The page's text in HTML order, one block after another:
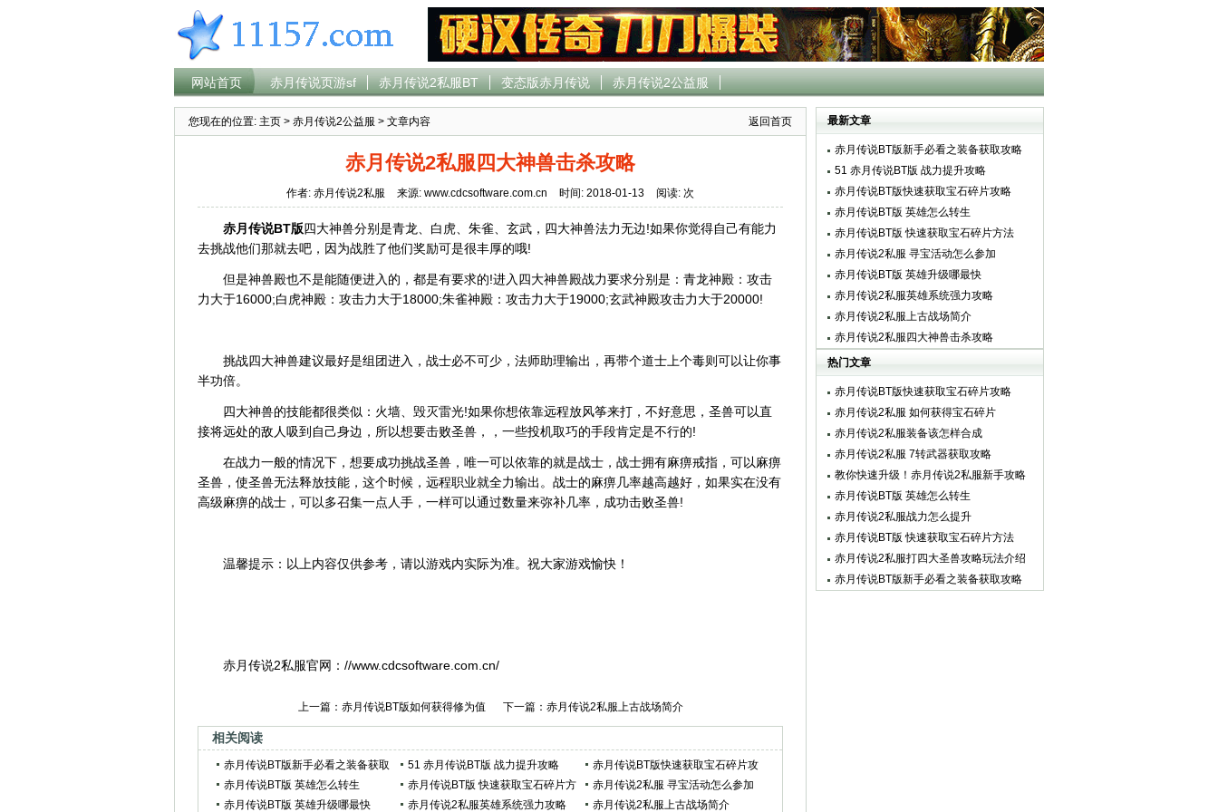
网站首页 赤月传说页游sf 赤月传说2私服BT 变态版赤月传说 赤月传说2公益服
返回首页
您现在的位置: 主页 > 赤月传说2公益服 > 文章内容
赤月传说2私服四大神兽击杀攻略
作者: 赤月传说2私服 来源: www.cdcsoftware.com.cn 时间: 2018-01-13 阅读: 次
赤月传说BT版四大神兽分别是青龙、白虎、朱雀、玄武，四大神兽法力无边!如果你觉得自己有能力
去挑战他们那就去吧，因为战胜了他们奖励可是很丰厚的哦!
但是神兽殿也不是能随便进入的，都是有要求的!进入四大神兽殿战力要求分别是：青龙神殿：攻击
力大于16000;白虎神殿：攻击力大于18000;朱雀神殿：攻击力大于19000;玄武神殿攻击力大于20000!
挑战四大神兽建议最好是组团进入，战士必不可少，法师助理输出，再带个道士上个毒则可以让你事
半功倍。
四大神兽的技能都很类似：火墙、毁灭雷光!如果你想依靠远程放风筝来打，不好意思，圣兽可以直
接将远处的敌人吸到自己身边，所以想要击败圣兽，，一些投机取巧的手段肯定是不行的!
在战力一般的情况下，想要成功挑战圣兽，唯一可以依靠的就是战士，战士拥有麻痹戒指，可以麻痹
圣兽，使圣兽无法释放技能，这个时候，远程职业就全力输出。战士的麻痹几率越高越好，如果实在没有
高级麻痹的战士，可以多召集一点人手，一样可以通过数量来弥补几率，成功击败圣兽!
温馨提示：以上内容仅供参考，请以游戏内实际为准。祝大家游戏愉快！
赤月传说2私服官网：//www.cdcsoftware.com.cn/
上一篇： 赤月传说BT版如何获得修为值 下一篇： 赤月传说2私服上古战场简介
相关阅读
赤月传说BT版新手必看之装备获取
攻略
51 赤月传说BT版 战力提升攻略
赤月传说BT版快速获取宝石碎片攻
略
赤月传说BT版 英雄怎么转生
赤月传说BT版 快速获取宝石碎片方
法
赤月传说2私服 寻宝活动怎么参加
赤月传说BT版 英雄升级哪最快
赤月传说2私服英雄系统强力攻略 赤月传说2私服上古战场简介
最新文章
赤月传说BT版新手必看之装备获取攻略
51 赤月传说BT版 战力提升攻略
赤月传说BT版快速获取宝石碎片攻略
赤月传说BT版 英雄怎么转生
赤月传说BT版 快速获取宝石碎片方法
赤月传说2私服 寻宝活动怎么参加
赤月传说BT版 英雄升级哪最快
赤月传说2私服英雄系统强力攻略
赤月传说2私服上古战场简介
赤月传说2私服四大神兽击杀攻略
热门文章
赤月传说BT版快速获取宝石碎片攻略
赤月传说2私服 如何获得宝石碎片
赤月传说2私服装备该怎样合成
赤月传说2私服 7转武器获取攻略
教你快速升级！赤月传说2私服新手攻略
赤月传说BT版 英雄怎么转生
赤月传说2私服战力怎么提升
赤月传说BT版 快速获取宝石碎片方法
赤月传说2私服打四大圣兽攻略玩法介绍
赤月传说BT版新手必看之装备获取攻略